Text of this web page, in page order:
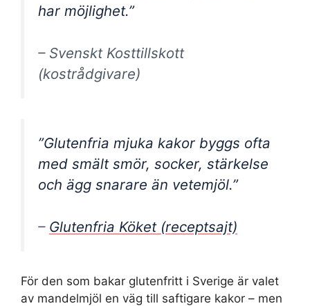
har möjlighet.”
– Svenskt Kosttillskott
(kostrådgivare)
”Glutenfria mjuka kakor byggs ofta
med smält smör, socker, stärkelse
och ägg snarare än vetemjöl.”
– Glutenfria Köket (receptsajt)
För den som bakar glutenfritt i Sverige är valet
av mandelmjöl en väg till saftigare kakor – men